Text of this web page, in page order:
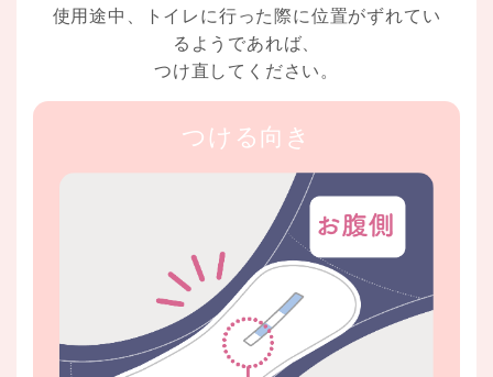
使用途中、トイレに行った際に位置がずれてい
るようであれば、
つけ直してください。
つける向き